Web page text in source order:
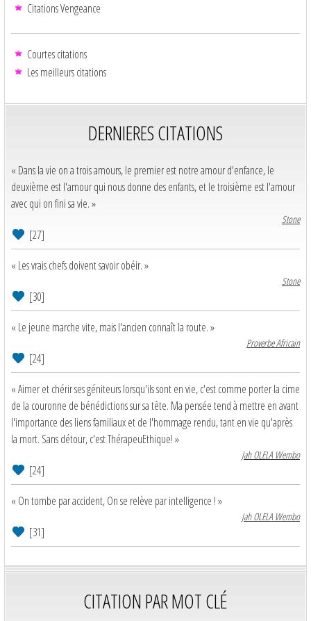
Citations Vengeance
Courtes citations
Les meilleurs citations
DERNIERES CITATIONS
« Dans la vie on a trois amours, le premier est notre amour d'enfance, le
deuxième est l'amour qui nous donne des enfants, et le troisième est l'amour
avec qui on fini sa vie. »
Stone
[27]
« Les vrais chefs doivent savoir obéir. »
Stone
[30]
« Le jeune marche vite, mais l'ancien connaît la route. »
Proverbe Africain
[24]
« Aimer et chérir ses géniteurs lorsqu'ils sont en vie, c'est comme porter la cime
de la couronne de bénédictions sur sa tête. Ma pensée tend à mettre en avant
l'importance des liens familiaux et de l'hommage rendu, tant en vie qu'après
la mort. Sans détour, c'est ThérapeuEthique! »
Jah OLELA Wembo
[24]
« On tombe par accident, On se relève par intelligence ! »
Jah OLELA Wembo
[31]
CITATION PAR MOT CLÉ